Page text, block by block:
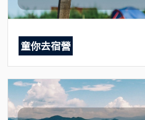
童你去宿營